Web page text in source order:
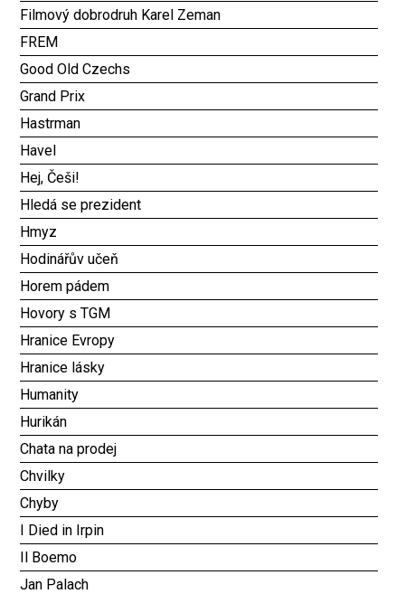
Filmový dobrodruh Karel Zeman
FREM
Good Old Czechs
Grand Prix
Hastrman
Havel
Hej, Češi!
Hledá se prezident
Hmyz
Hodinářův učeň
Horem pádem
Hovory s TGM
Hranice Evropy
Hranice lásky
Humanity
Hurikán
Chata na prodej
Chvilky
Chyby
I Died in Irpin
Il Boemo
Jan Palach